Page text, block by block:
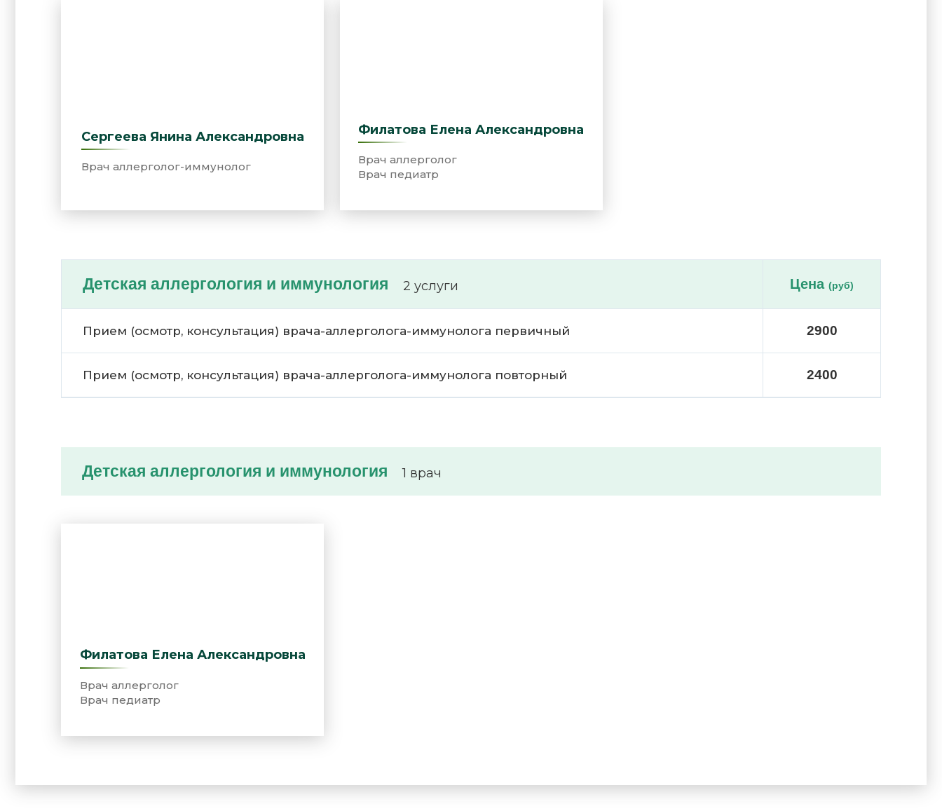
Сергеева Янина Александровна
Врач аллерголог-иммунолог
Филатова Елена Александровна
Врач аллерголог
Врач педиатр
Детская аллергология и иммунология 2 услуги Цена(руб)
Прием (осмотр, консультация) врача-аллерголога-иммунолога первичный 2900
Прием (осмотр, консультация) врача-аллерголога-иммунолога повторный 2400
Детская аллергология и иммунология 1 врач
Филатова Елена Александровна
Врач аллерголог
Врач педиатр